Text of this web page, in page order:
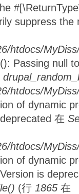
suppress
htdocs/
Passing null
htdocs/
of dynamic
在
htdocs/
of dynamic
is
(行 1865 在